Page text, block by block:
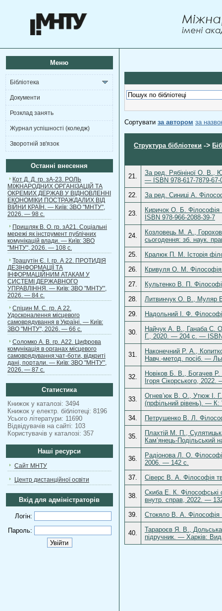
Меню
Бібліотека
Документи
Розклад занять
Журнал успішності (коледж)
Зворотній зв'язок
Останні внесення
Кот Д. Д. гр. зА-23. РОЛЬ
МІЖНАРОДНИХ ОРГАНІЗАЦІЙ ТА
ОКРЕМИХ ДЕРЖАВ У ВІДНОВЛЕННІ
ЕКОНОМІКИ ПОСТРАЖДАЛИХ ВІД
ВІЙНИ КРАЇН. — Київ: ЗВО "МНТУ",
2026. — 98 с.
Пришляк В. О. гр. зА21. Соціальні
мережі як інструмент публічних
комунікацій влади. — Київ: ЗВО
"МНТУ", 2026. — 108 с.
Трашутін Є. І. гр. А 22. ПРОТИДІЯ
ДЕЗІНФОРМАЦІЇ ТА
ІНФОРМАЦІЙНИМ АТАКАМ У
СИСТЕМІ ДЕРЖАВНОГО
УПРАВЛІННЯ. — Київ: ЗВО "МНТУ",
2026. — 84 с.
Спіцин М. С. гр. А 22.
Удосконалення місцевого
самоврядування в Україні. — Київ:
ЗВО "МНТУ", 2026. — 66 с.
Соломко А. В. гр. А22. Цифрова
комунікація в органах місцевого
самоврядування:чат-боти, відкриті
дані, портали. — Київ: ЗВО "МНТУ",
2026. — 87 с.
Статистика
Книжок у каталозі: 3494
Книжок у електр. бібліотеці: 8196
Усього літератури: 11690
Відвідувачів на сайті: 103
Користувачів у каталозі: 357
Наші ресурси
Сайт МНТУ
Центр дистанційної освіти
Вхід для адміністраторів
Логін:
Пароль:
Сортувати за автором за
Структура бібліотеки ->
21.
За ред. Рябініної О. В.,
— ISBN 978-617-7879-67-
22.
За ред. Синиці А.
23.
Киричок О. Б.
ISBN 978-966-2088-39-7
24.
Козловець М. А.,
сьогодення: зб. наук.
25.
Кралюк П. М. Історія
26.
Кривуля О. М.
27.
Культенко В. П.
28.
Литвинчук О. В., Муляр
29.
Надольний І. Ф.
30.
Найчук А. В., Ганаба С.
Г., 2020. — 204 с. —
31.
Наконечний Р. А.,
Навч.-метод. посіб. —
32.
Новіков Б. В., Богачев
Ігоря Сікорського,
33.
Огнев’юк В. О., Утюж І. Г.
(прфільний рівень). —
34.
Петрушенко В. Л.
35.
Плахтій М. П.,
Кам’янець-Подільський
36.
Радіонова Л. О.
2006. — 142 с.
37.
Сіверс В. А. Філософія
38.
Скиба Е. К. Філософські
внутр. справ, 2022. —
39.
Стокяло В. А.
40.
Тарароєв Я. В.,
підручник. — Харків: